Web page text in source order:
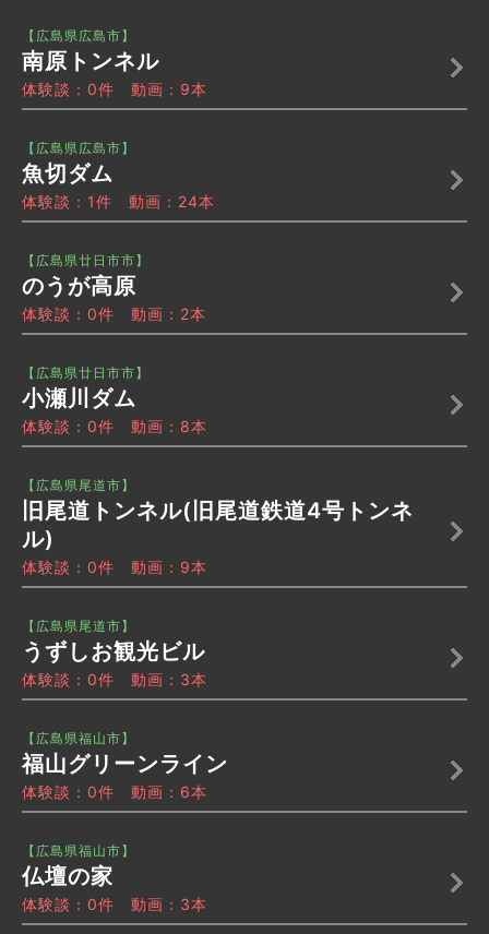
【広島県広島市】
南原トンネル
体験談：0件 動画：9本
【広島県広島市】
魚切ダム
体験談：1件 動画：24本
【広島県廿日市市】
のうが高原
体験談：0件 動画：2本
【広島県廿日市市】
小瀬川ダム
体験談：0件 動画：8本
【広島県尾道市】
旧尾道トンネル(旧尾道鉄道4号トンネ
ル)
体験談：0件 動画：9本
【広島県尾道市】
うずしお観光ビル
体験談：0件 動画：3本
【広島県福山市】
福山グリーンライン
体験談：0件 動画：6本
【広島県福山市】
仏壇の家
体験談：0件 動画：3本